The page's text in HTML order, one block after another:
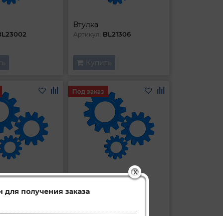
X
получения заказа
Втулка
Артикул: BL21306
Купить
Втулка
Артикул:
Под заказ